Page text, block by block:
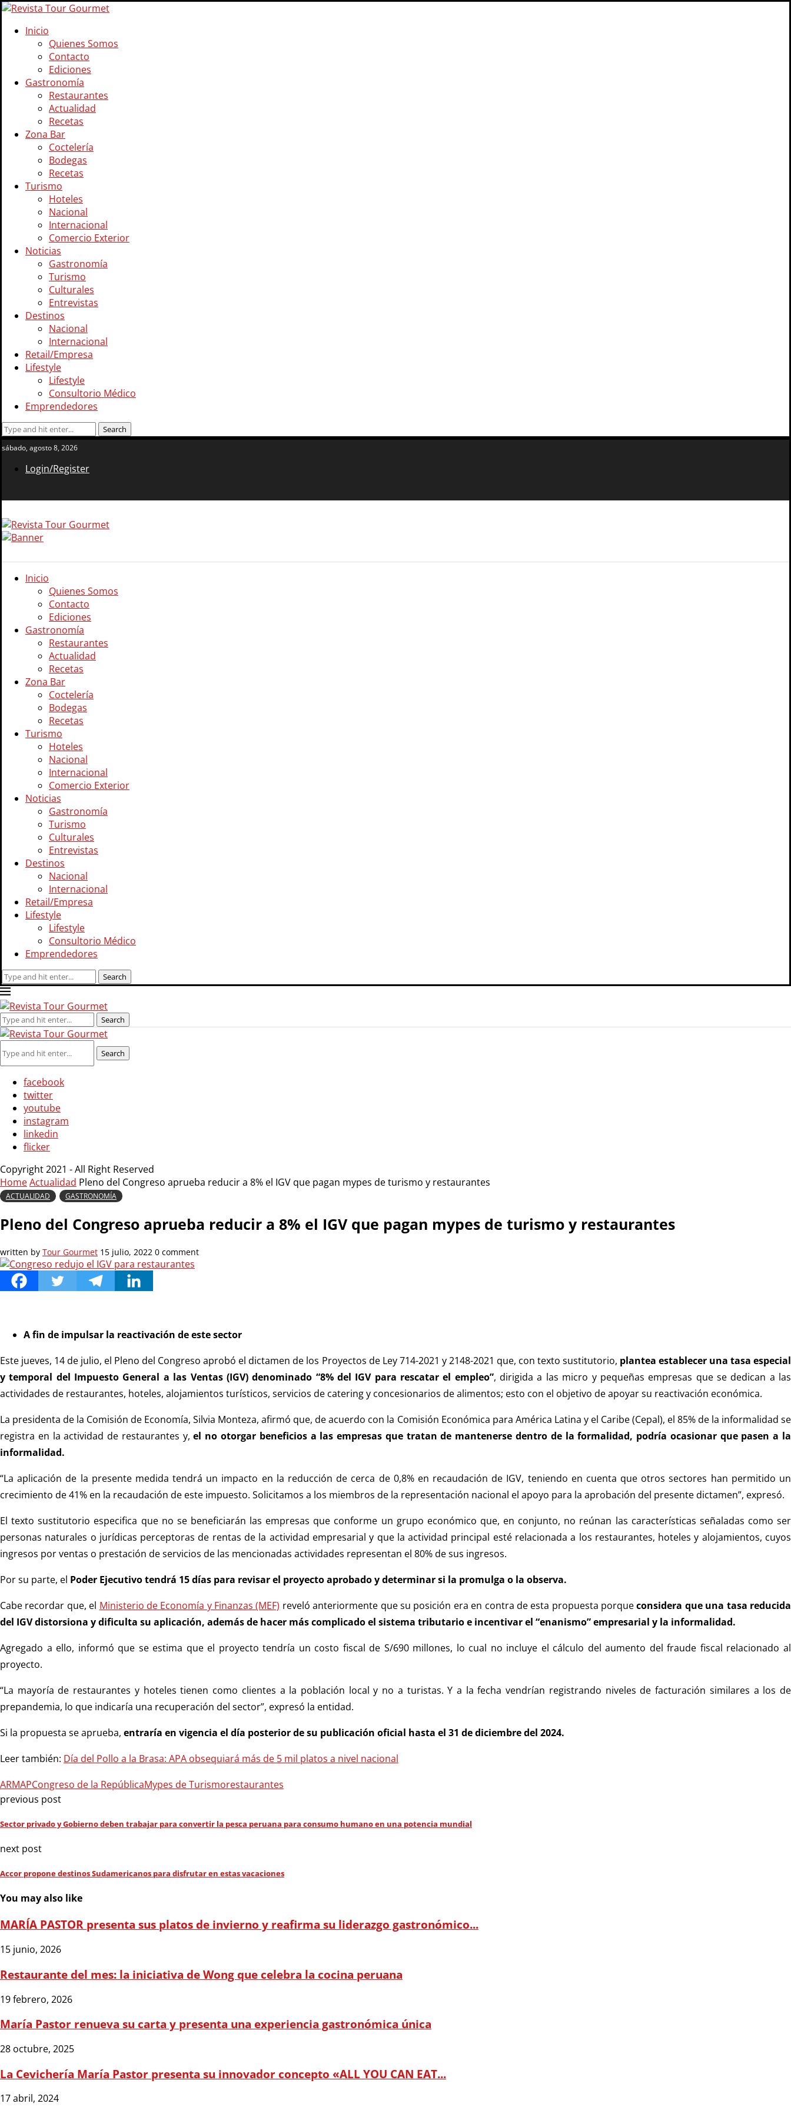
Inicio
Quienes Somos
Contacto
Ediciones
Gastronomía
Restaurantes
Actualidad
Recetas
Zona Bar
Coctelería
Bodegas
Recetas
Turismo
Hoteles
Nacional
Internacional
Comercio Exterior
Noticias
Gastronomía
Turismo
Culturales
Entrevistas
Destinos
Nacional
Internacional
Retail/Empresa
Lifestyle
Lifestyle
Consultorio Médico
Emprendedores
sábado, agosto 8, 2026
Login/Register
Inicio
Quienes Somos
Contacto
Ediciones
Gastronomía
Restaurantes
Actualidad
Recetas
Zona Bar
Coctelería
Bodegas
Recetas
Turismo
Hoteles
Nacional
Internacional
Comercio Exterior
Noticias
Gastronomía
Turismo
Culturales
Entrevistas
Destinos
Nacional
Internacional
Retail/Empresa
Lifestyle
Lifestyle
Consultorio Médico
Emprendedores
Search
facebook
twitter
youtube
instagram
linkedin
flicker
Copyright 2021 - All Right Reserved
HomeActualidad Pleno del Congreso aprueba reducir a 8% el IGV que pagan mypes de turismo y restaurantes
ACTUALIDAD GASTRONOMÍA
Pleno del Congreso aprueba reducir a 8% el IGV que pagan mypes de turismo y restaurantes
written by Tour Gourmet 15 julio, 2022 0 comment
A fin de impulsar la reactivación de este sector
Este jueves, 14 de julio, el Pleno del Congreso aprobó el dictamen de los Proyectos de Ley 714-2021 y 2148-2021 que, con texto sustitutorio, plantea establecer una tasa especial
y temporal del Impuesto General a las Ventas (IGV) denominado “8% del IGV para rescatar el empleo”, dirigida a las micro y pequeñas empresas que se dedican a las
actividades de restaurantes, hoteles, alojamientos turísticos, servicios de catering y concesionarios de alimentos; esto con el objetivo de apoyar su reactivación económica.
La presidenta de la Comisión de Economía, Silvia Monteza, afirmó que, de acuerdo con la Comisión Económica para América Latina y el Caribe (Cepal), el 85% de la informalidad se
registra en la actividad de restaurantes y,el no otorgar beneficios a las empresas que tratan de mantenerse dentro de la formalidad, podría ocasionar que pasen a la
informalidad.
“La aplicación de la presente medida tendrá un impacto en la reducción de cerca de 0,8% en recaudación de IGV, teniendo en cuenta que otros sectores han permitido un
crecimiento de 41% en la recaudación de este impuesto. Solicitamos a los miembros de la representación nacional el apoyo para la aprobación del presente dictamen”, expresó.
El texto sustitutorio especifica que no se beneficiarán las empresas que conforme un grupo económico que, en conjunto, no reúnan las características señaladas como ser
personas naturales o jurídicas perceptoras de rentas de la actividad empresarial y que la actividad principal esté relacionada a los restaurantes, hoteles y alojamientos, cuyos
ingresos por ventas o prestación de servicios de las mencionadas actividades representan el 80% de sus ingresos.
Por su parte, el Poder Ejecutivo tendrá 15 días para revisar el proyecto aprobado y determinar si la promulga o la observa.
Cabe recordar que, el Ministerio de Economía y Finanzas (MEF) reveló anteriormente que su posición era en contra de esta propuesta porqueconsidera que una tasa reducida
del IGV distorsiona y dificulta su aplicación, además de hacer más complicado el sistema tributario e incentivar el “enanismo” empresarial y la informalidad.
Agregado a ello, informó que se estima que el proyecto tendría un costo fiscal de S/690 millones, lo cual no incluye el cálculo del aumento del fraude fiscal relacionado al
proyecto.
“La mayoría de restaurantes y hoteles tienen como clientes a la población local y no a turistas. Y a la fecha vendrían registrando niveles de facturación similares a los de
prepandemia, lo que indicaría una recuperación del sector”, expresó la entidad.
Si la propuesta se aprueba, entraría en vigencia el día posterior de su publicación oficial hasta el 31 de diciembre del 2024.
Leer también: Día del Pollo a la Brasa: APA obsequiará más de 5 mil platos a nivel nacional
ARMAPCongreso de la RepúblicaMypes de Turismorestaurantes
previous post
Sector privado y Gobierno deben trabajar para convertir la pesca peruana para consumo humano en una potencia mundial
next post
Accor propone destinos Sudamericanos para disfrutar en estas vacaciones
You may also like
MARÍA PASTOR presenta sus platos de invierno y reafirma su liderazgo gastronómico...
15 junio, 2026
Restaurante del mes: la iniciativa de Wong que celebra la cocina peruana
19 febrero, 2026
María Pastor renueva su carta y presenta una experiencia gastronómica única
28 octubre, 2025
La Cevichería María Pastor presenta su innovador concepto «ALL YOU CAN EAT...
17 abril, 2024